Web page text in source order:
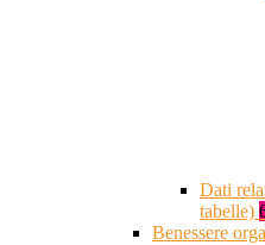
Dati
tabelle)
Benessere